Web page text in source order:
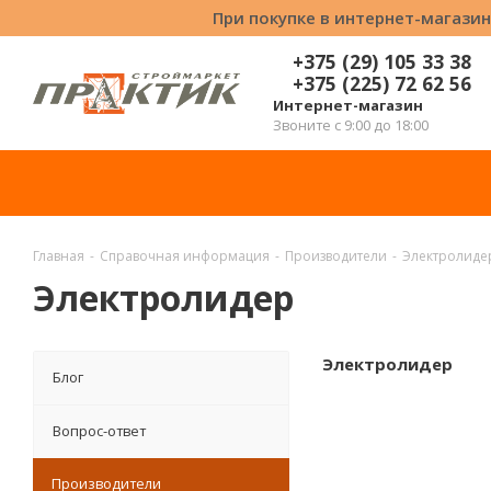
При покупке в интернет-
+375 (29) 105 33 38
+375 (225) 72 62 56
Интернет-магазин
Звоните с 9:00 до 18:00
Главная - Справочная информация - Производители -
Электролидер
Электролидер
Блог
Вопрос-ответ
Производители